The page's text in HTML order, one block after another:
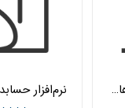
نرم‌افزار حسابداری نان و فرآورده‌های غلات جامع هلو APEX